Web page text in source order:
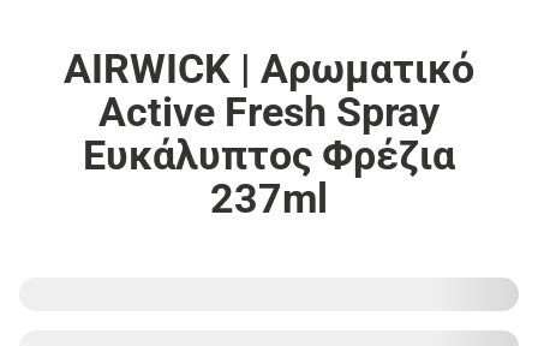
AIRWICK | Αρωματικό
Active Fresh Spray
Ευκάλυπτος Φρέζια
237ml